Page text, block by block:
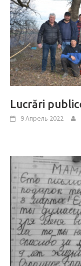
Lucrări
9 Апрель 2022